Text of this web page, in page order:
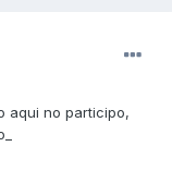
aqui no participo,